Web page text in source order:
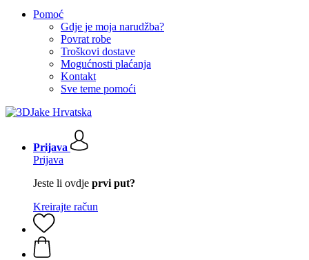
Pomoć
Gdje je moja narudžba?
Povrat robe
Troškovi dostave
Mogućnosti plaćanja
Kontakt
Sve teme pomoći
Prijava
Prijava
Jeste li ovdje prvi put?
Kreirajte račun